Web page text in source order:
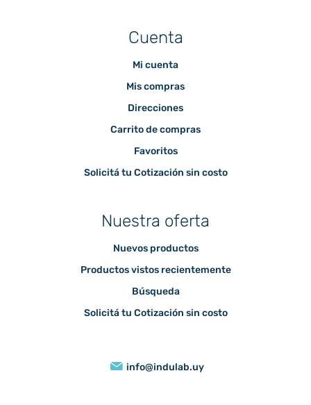
Cuenta
Mi cuenta
Mis compras
Direcciones
Carrito de compras
Favoritos
Solicitá tu Cotización sin costo
Nuestra oferta
Nuevos productos
Productos vistos recientemente
Búsqueda
Solicitá tu Cotización sin costo
info@indulab.uy